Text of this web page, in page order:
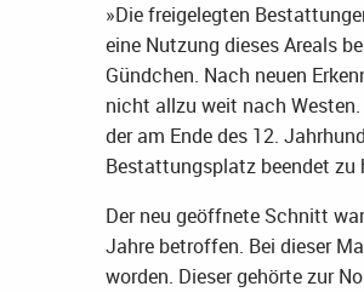
»Die freigelegten
eine Nutzung dieses Areals
Gündchen. Nach neuen
nicht allzu weit nach
der am Ende des 12.
Bestattungsplatz beendet zu
Der neu geöffnete Schnitt
Jahre betroffen. Bei dieser
worden. Dieser gehörte zur